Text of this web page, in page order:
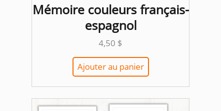
Mémoire couleurs français-
espagnol
4,50 $
Ajouter au panier